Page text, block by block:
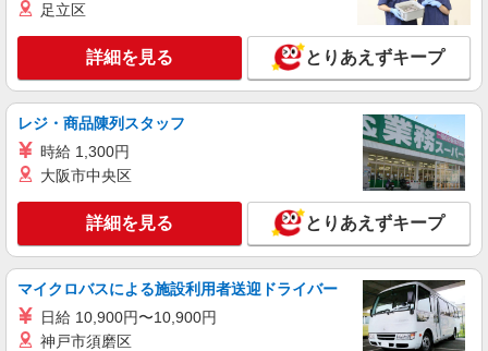
時給1600円〜2250円 ＜日払い有/週払い有/交
通費全支給(ガソリン代含む)＞
横浜市港北区/綱島駅徒歩5分
キープ 詳細を見る
職業紹介
株式会社kotrio /●YK-S-2114710
新横浜駅／無理なく働く♪自立度高めな有料老
人ホームパート職員
ン代含む)＞
港北区
足立区
詳細を見る とりあえずキープ
レジ・商品陳列スタッフ
時給 1,300円
大阪市中央区
詳細を見る とりあえずキープ
マイクロバスによる施設利用者送迎ドライバー
日給 10,900円〜10,900円
神戸市須磨区